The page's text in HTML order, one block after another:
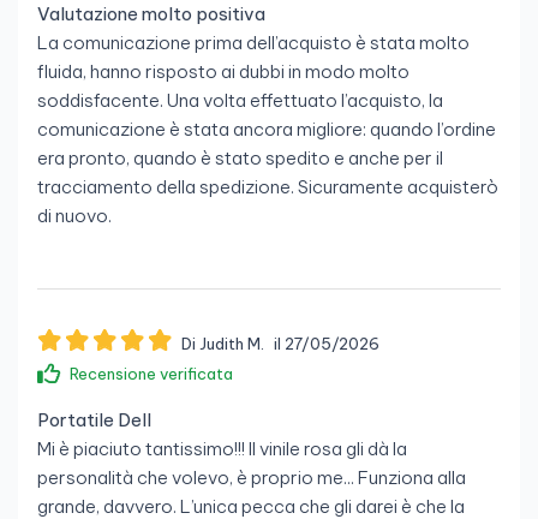
Valutazione molto positiva
La comunicazione prima dell’acquisto è stata molto
fluida, hanno risposto ai dubbi in modo molto
soddisfacente. Una volta effettuato l’acquisto, la
comunicazione è stata ancora migliore: quando l’ordine
era pronto, quando è stato spedito e anche per il
tracciamento della spedizione. Sicuramente acquisterò
di nuovo.
Di Judith M.
il 27/05/2026
Recensione verificata
Portatile Dell
Mi è piaciuto tantissimo!!! Il vinile rosa gli dà la
personalità che volevo, è proprio me... Funziona alla
grande, davvero. L’unica pecca che gli darei è che la